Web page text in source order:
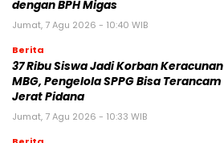
dengan BPH Migas
Jumat, 7 Agu 2026 - 10:40 WIB
Berita
37 Ribu Siswa Jadi Korban Keracunan
MBG, Pengelola SPPG Bisa Terancam
Jerat Pidana
Jumat, 7 Agu 2026 - 10:33 WIB